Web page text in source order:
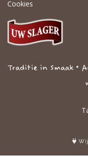
Cookies
Traditie in Smaak •